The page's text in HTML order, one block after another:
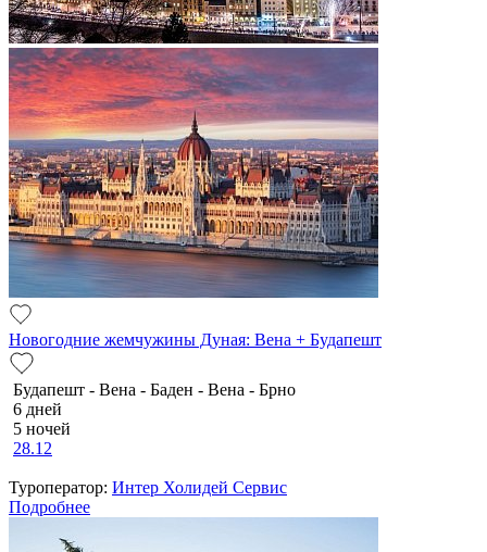
Новогодние жемчужины Дуная: Вена + Будапешт
Будапешт - Вена - Баден - Вена - Брно
6 дней
5 ночей
28.12
Туроператор: Интер Холидей Сервис
Подробнее